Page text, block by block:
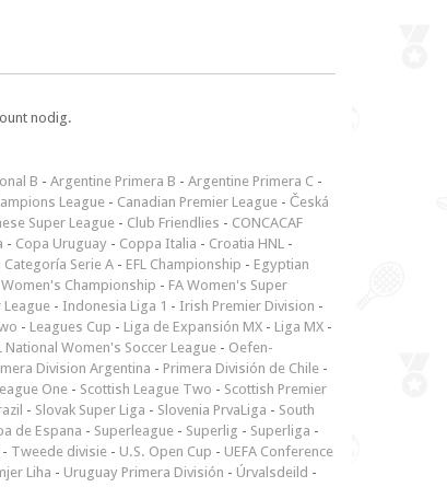
nodig.
B - Argentine Primera B - Argentine Primera C -
League - Canadian Premier League - Česká
Super League - Club Friendlies - CONCACAF
- Copa Uruguay - Coppa Italia - Croatia HNL -
Serie A - EFL Championship - Egyptian
Women's Championship - FA Women's Super
League - Indonesia Liga 1 - Irish Premier Division -
- Leagues Cup - Liga de Expansión MX - Liga MX -
National Women's Soccer League - Oefen-
Division Argentina - Primera División de Chile -
One - Scottish League Two - Scottish Premier
- Slovak Super Liga - Slovenia PrvaLiga - South
de Espana - Superleague - Superlig - Superliga -
- Tweede divisie - U.S. Open Cup - UEFA Conference
Liha - Uruguay Primera División - Úrvalsdeild -